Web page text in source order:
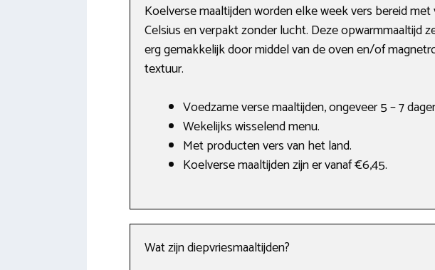
Koelverse maaltijden worden elke week vers bereid
Celsius en verpakt zonder lucht. Deze opwarmmaaltijd
erg gemakkelijk door middel van de oven en/of
textuur.
Voedzame verse maaltijden, ongeveer 5 – 7
Wekelijks wisselend menu.
Met producten vers van het land.
Koelverse maaltijden zijn er vanaf €6,45.
Wat zijn diepvriesmaaltijden?